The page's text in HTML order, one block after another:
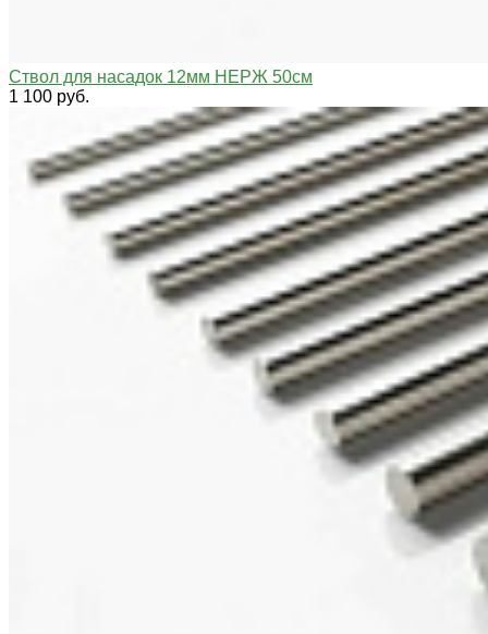
Ствол для насадок 12мм НЕРЖ 50см
1 100 руб.